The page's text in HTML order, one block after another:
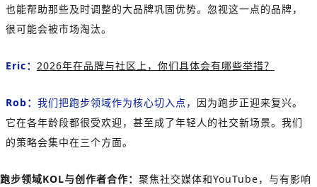
也能帮助那些及时调整的大品牌巩固优势。忽视这一点的品牌，
很可能会被市场淘汰。
Eric： 2026年在品牌与社区上，你们具体会有哪些举措？
Rob： 我们把跑步领域作为核心切入点， 因为跑步正迎来复兴。
它在各年龄段都很受欢迎，甚至成了年轻人的社交新场景。我们
的策略会集中在三个方面。
跑步领域KOL与创作者合作： 聚焦社交媒体和YouTube，与有影响